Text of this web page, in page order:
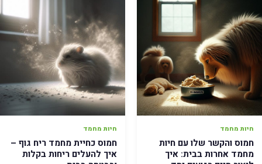
חיות מחמד
חמוס והקשר שלו עם חיות
מחמד אחרות בבית: איך
חיות מחמד
חמוס כחיית מחמד ריח גוף –
איך להעלים ריחות בקלות